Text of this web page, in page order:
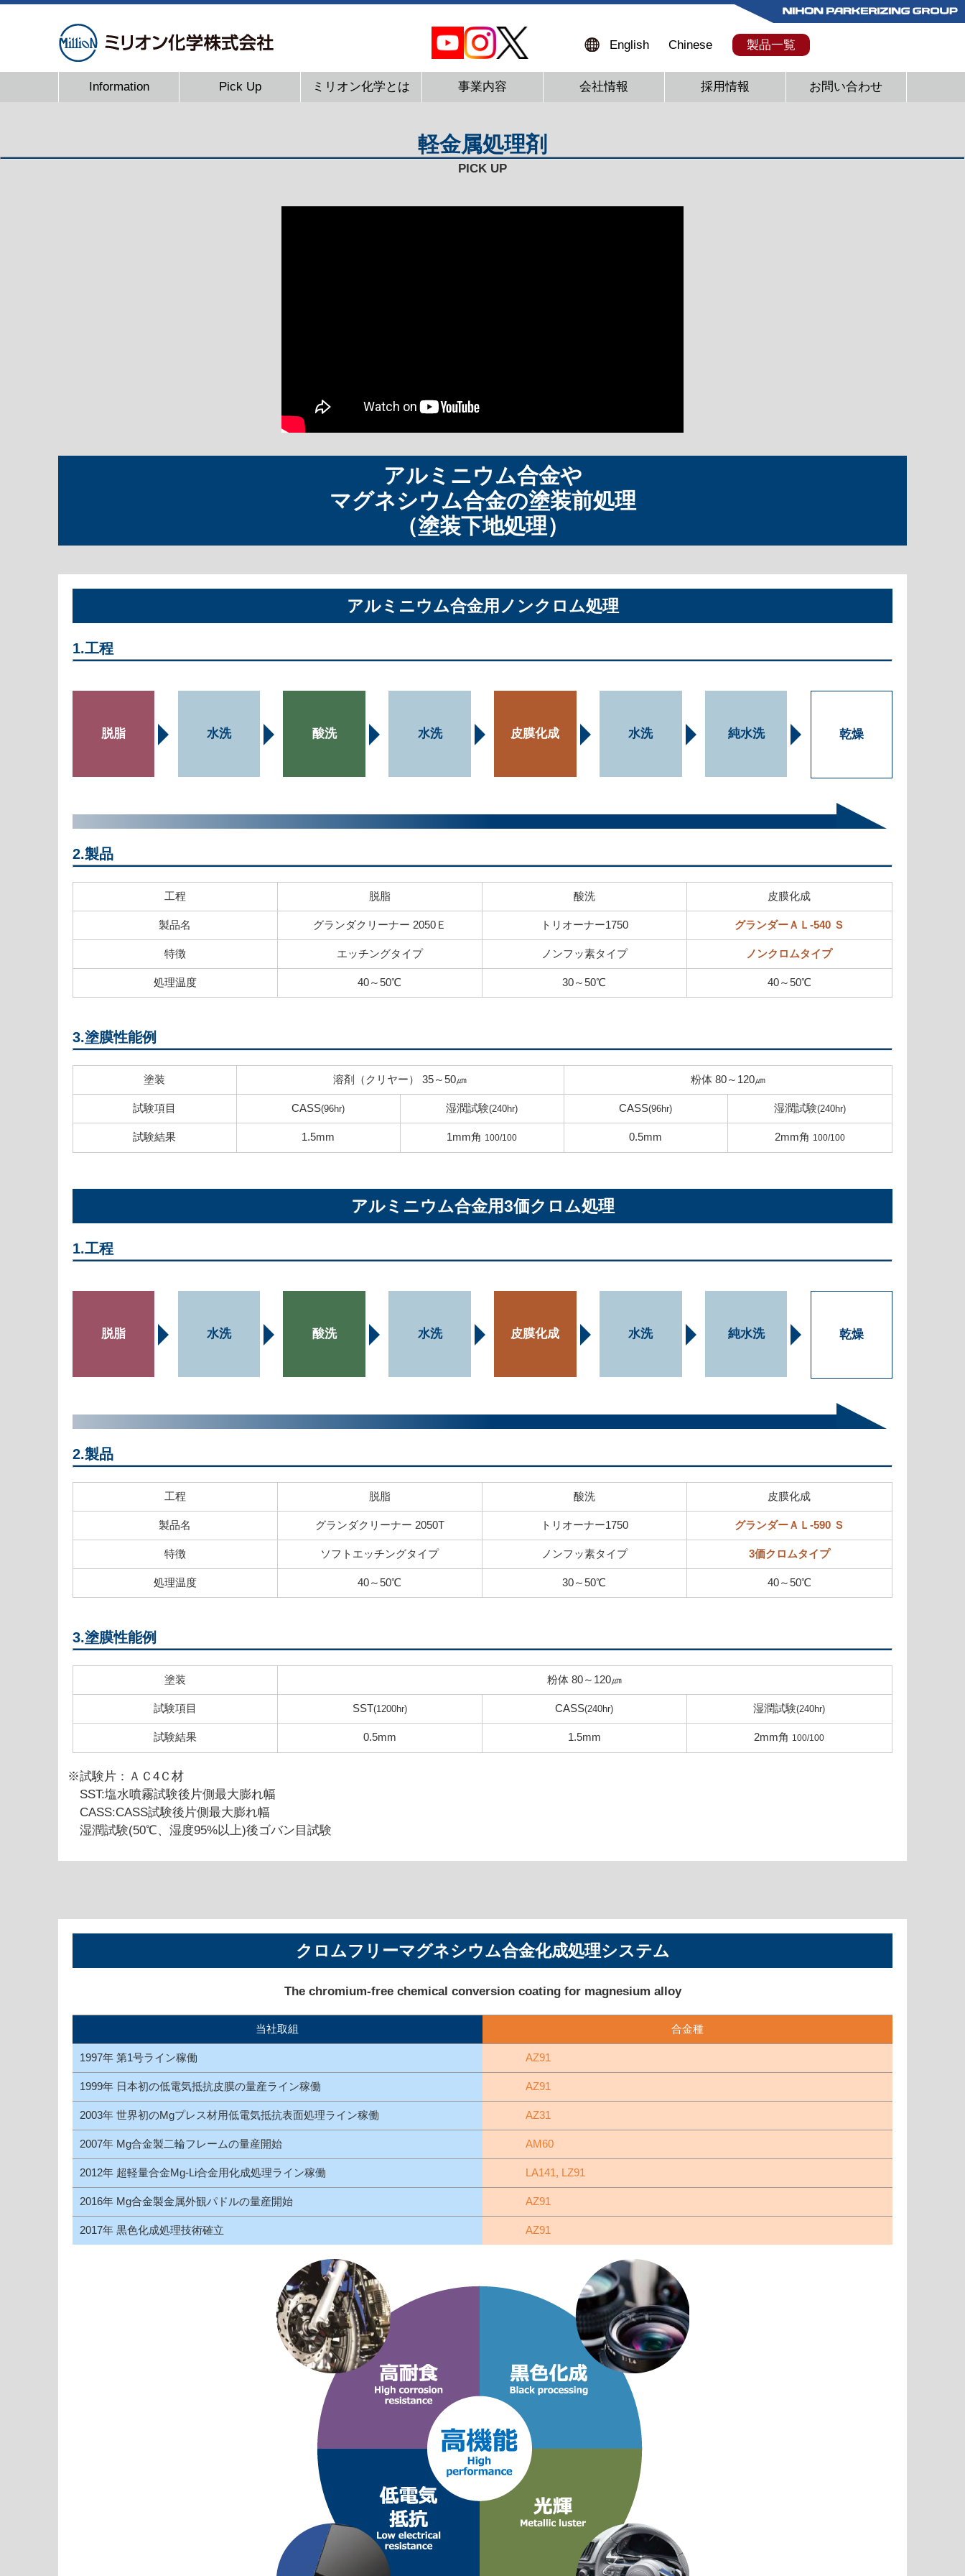
English Chinese 製品一覧
Information Pick Up ミリオン化学とは 事業内容 会社情報 採用情報 お問い合わせ
軽金属処理剤
PICK UP
アルミニウム合金や
マグネシウム合金の塗装前処理
（塗装下地処理）
アルミニウム合金用 ノンクロム処理
1.工程
脱脂 水洗 酸洗 水洗 皮膜化成 水洗 純水洗 乾燥
2.製品
工程 脱脂 酸洗 皮膜化成
製品名 グランダクリーナー 2050Ｅ トリオーナー1750 グランダーＡＬ-540 Ｓ
特徴 エッチングタイプ ノンフッ素タイプ ノンクロムタイプ
処理温度 40～50℃ 30～50℃ 40～50℃
3.塗膜性能例
塗装 溶剤（クリヤー） 35～50㎛ 粉体80～120㎛
試験項目 CASS(96hr) 湿潤試験(240hr) CASS(96hr) 湿潤試験(240hr)
試験結果 1.5mm 1mm角 100/100 0.5mm 2mm角 100/100
アルミニウム合金用3価クロム処理
1.工程
脱脂 水洗 酸洗 水洗 皮膜化成 水洗 純水洗 乾燥
2.製品
工程 脱脂 酸洗 皮膜化成
製品名 グランダクリーナー 2050T トリオーナー1750 グランダーＡＬ-590 Ｓ
特徴 ソフトエッチングタイプ ノンフッ素タイプ 3価クロムタイプ
処理温度 40～50℃ 30～50℃ 40～50℃
3.塗膜性能例
塗装 粉体 80～120㎛
試験項目 SST(1200hr) CASS(240hr) 湿潤試験(240hr)
試験結果 0.5mm 1.5mm 2mm角 100/100
※試験片：ＡＣ4Ｃ材
SST:塩水噴霧試験後片側最大膨れ幅
CASS:CASS試験後片側最大膨れ幅
湿潤試験(50℃、湿度95%以上)後ゴバン目試験
クロムフリーマグネシウム合金化成処理システム
The chromium-free chemical conversion coating for magnesium alloy
当社取組 合金種
1997年 第1号ライン稼働 AZ91
1999年 日本初の低電気抵抗皮膜の量産ライン稼働 AZ91
2003年 世界初のMgプレス材用低電気抵抗表面処理ライン稼働 AZ31
2007年 Mg合金製二輪フレームの量産開始 AM60
2012年 超軽量合金Mg-Li合金用化成処理ライン稼働 LA141, LZ91
2016年 Mg合金製金属外観パドルの量産開始 AZ91
2017年 黒色化成処理技術確立 AZ91